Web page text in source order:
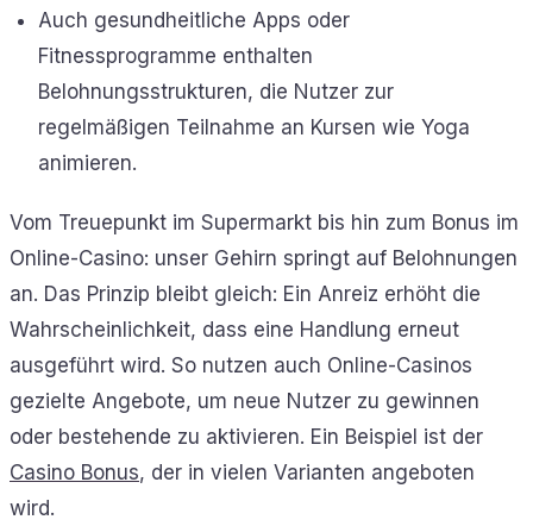
Auch gesundheitliche Apps oder
Fitnessprogramme enthalten
Belohnungsstrukturen, die Nutzer zur
regelmäßigen Teilnahme an Kursen wie Yoga
animieren.
Vom Treuepunkt im Supermarkt bis hin zum Bonus im
Online-Casino: unser Gehirn springt auf Belohnungen
an. Das Prinzip bleibt gleich: Ein Anreiz erhöht die
Wahrscheinlichkeit, dass eine Handlung erneut
ausgeführt wird. So nutzen auch Online-Casinos
gezielte Angebote, um neue Nutzer zu gewinnen
oder bestehende zu aktivieren. Ein Beispiel ist der
Casino Bonus, der in vielen Varianten angeboten
wird.